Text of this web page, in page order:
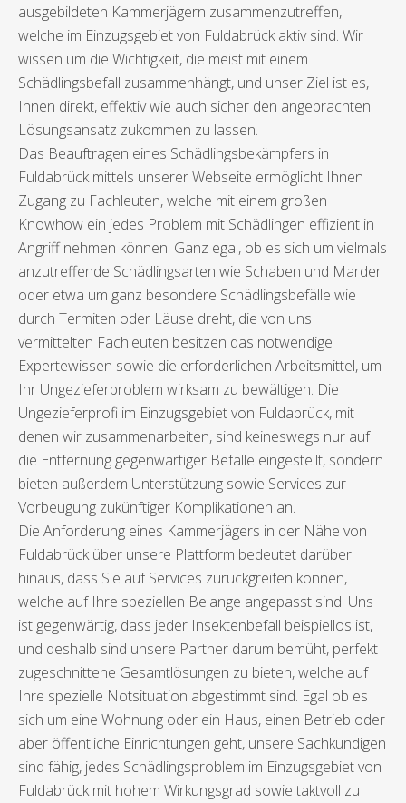
ausgebildeten Kammerjägern zusammenzutreffen,
welche im Einzugsgebiet von Fuldabrück aktiv sind. Wir
wissen um die Wichtigkeit, die meist mit einem
Schädlingsbefall zusammenhängt, und unser Ziel ist es,
Ihnen direkt, effektiv wie auch sicher den angebrachten
Lösungsansatz zukommen zu lassen.
Das Beauftragen eines Schädlingsbekämpfers in
Fuldabrück mittels unserer Webseite ermöglicht Ihnen
Zugang zu Fachleuten, welche mit einem großen
Knowhow ein jedes Problem mit Schädlingen effizient in
Angriff nehmen können. Ganz egal, ob es sich um vielmals
anzutreffende Schädlingsarten wie Schaben und Marder
oder etwa um ganz besondere Schädlingsbefälle wie
durch Termiten oder Läuse dreht, die von uns
vermittelten Fachleuten besitzen das notwendige
Expertewissen sowie die erforderlichen Arbeitsmittel, um
Ihr Ungezieferproblem wirksam zu bewältigen. Die
Ungezieferprofi im Einzugsgebiet von Fuldabrück, mit
denen wir zusammenarbeiten, sind keineswegs nur auf
die Entfernung gegenwärtiger Befälle eingestellt, sondern
bieten außerdem Unterstützung sowie Services zur
Vorbeugung zukünftiger Komplikationen an.
Die Anforderung eines Kammerjägers in der Nähe von
Fuldabrück über unsere Plattform bedeutet darüber
hinaus, dass Sie auf Services zurückgreifen können,
welche auf Ihre speziellen Belange angepasst sind. Uns
ist gegenwärtig, dass jeder Insektenbefall beispiellos ist,
und deshalb sind unsere Partner darum bemüht, perfekt
zugeschnittene Gesamtlösungen zu bieten, welche auf
Ihre spezielle Notsituation abgestimmt sind. Egal ob es
sich um eine Wohnung oder ein Haus, einen Betrieb oder
aber öffentliche Einrichtungen geht, unsere Sachkundigen
sind fähig, jedes Schädlingsproblem im Einzugsgebiet von
Fuldabrück mit hohem Wirkungsgrad sowie taktvoll zu